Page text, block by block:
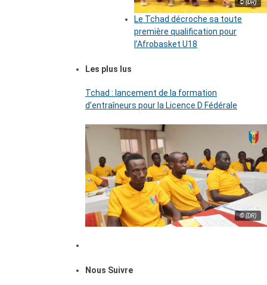
© (DR)
Le Tchad décroche sa toute
première qualification pour
l’Afrobasket U18
Les plus lus
Tchad : lancement de la formation
d’entraîneurs pour la Licence D Fédérale
© (DR)
Nous Suivre